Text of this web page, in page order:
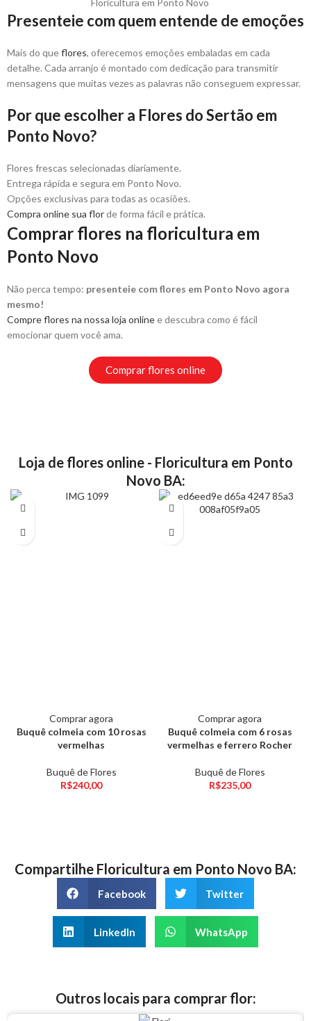
Floricultura em Ponto Novo
Presenteie com quem entende de emoções
Mais do queflores, oferecemos emoções embaladas em cada
detalhe. Cada arranjo é montado com dedicação para transmitir
mensagens que muitas vezes as palavras não conseguem expressar.
Por que escolher a Flores do Sertão em
Ponto Novo?
Flores frescas selecionadas diariamente.
Entrega rápida e segura em Ponto Novo.
Opções exclusivas para todas as ocasiões.
Compra online sua florde forma fácil e prática.
Comprar flores na floricultura em
Ponto Novo
Não perca tempo: presenteie com flores em Ponto Novo agora
mesmo!
Compre flores na nossa loja onlinee descubra como é fácil
emocionar quem você ama.
Comprar flores online
Loja de flores online - Floricultura em Ponto
Novo BA:
Comprar agora
Buquê colmeia com 10 rosas
vermelhas
Buquê de Flores
R$240,00
Comprar agora
Buquê colmeia com 6 rosas
vermelhas e ferrero Rocher
Buquê de Flores
R$235,00
Compartilhe Floricultura em Ponto Novo BA:
Facebook Twitter
LinkedIn WhatsApp
Outros locais para comprar flor: